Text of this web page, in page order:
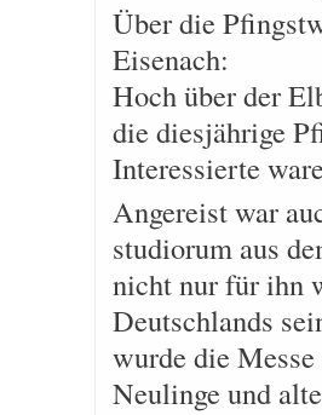
Über die
Eisenach:
Hoch über der
die diesjährige
Interessierte
Angereist war
studiorum aus
nicht nur für ihn
Deutschlands
wurde die
Neulinge und